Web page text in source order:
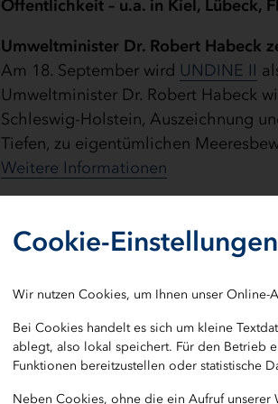
Cookie-Einstellungen
Wir nutzen Cookies, um Ihnen unser
Bei Cookies handelt es sich um kleine
ablegt, also lokal speichert. Für den Betrieb
Funktionen bereitzustellen oder statistische
Neben Cookies, ohne die ein Aufruf
Öffentlichkeit – u.a. in Kiel, Lübeck,
Umweltminister Dr. Robert Habeck
Am 18. September wird UNDINE II
Umweltminister Dr. Robert Habeck
Schleswig-Holstein, Auszeichnung
Tiefen, zu eigentümlichen
Weitere Informationen
Mit Krankenhäusern, Patienten,
InnoCan daran, die Qualität der
Wert schafft – Momentaufnahmen
statt.Weitere Informationen
Digitalisierung in der Bildung bei
Die Projekte STaRforCE und